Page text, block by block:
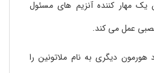
یک مهار کننده آنزیم های مسئول
عمل می کند.
هورمون دیگری به نام ملاتونین را